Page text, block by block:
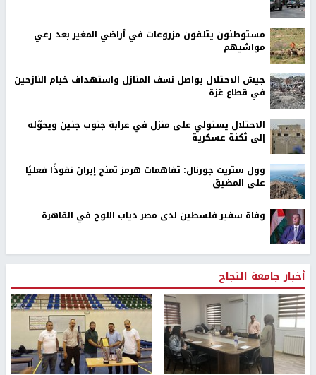
مستوطنون يتلفون مزروعات في أراضي المغير بعد رعي
مواشيهم
جيش الاحتلال يواصل نسف المنازل واستهداف خيام النازحين
في قطاع غزة
الاحتلال يستولي على منزل في عرابة جنوب جنين ويحوّله
إلى ثكنة عسكرية
وول ستريت جورنال: تفاهمات هرمز تمنح إيران نفوذًا فعليًا
على المضيق
وفاة سفير فلسطين لدى مصر دياب اللوح في القاهرة
أخبار جامعة النجاح